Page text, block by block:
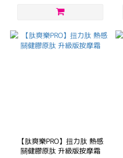
【肽爽樂PRO】扭力肽 熱感
關健膠原肽 升級版按摩霜